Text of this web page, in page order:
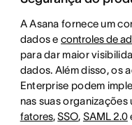
A Asana fornece um
dados econtroles de
para dar maior
dados. Além disso, os
Enterprise podem
nas suas
fatores,SSO, SAML 2.0